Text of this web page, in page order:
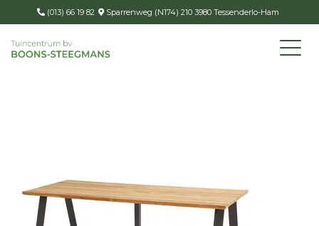
(013) 66 19 82 Sparrenweg (N174) 210 3980 Tessenderlo-Ham